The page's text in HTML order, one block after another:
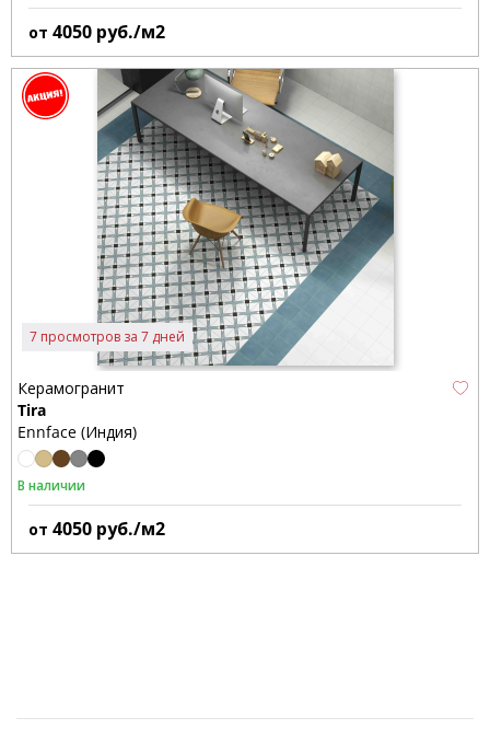
от 4050 руб./м2
7 просмотров за 7 дней
Керамогранит
Tira
Ennface (Индия)
В наличии
от 4050 руб./м2